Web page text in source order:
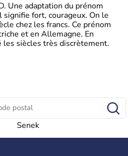
Une adaptation du prénom
signifie fort, courageux. On le
chez les francs. Ce prénom
et en Allemagne. En
les siècles très discrètement.
Senek